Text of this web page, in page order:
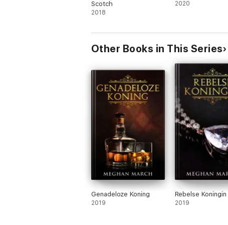
Scotch
2018
2020
Other Books in This Series
Genadeloze Koning
2019
Rebelse Koningin
2019